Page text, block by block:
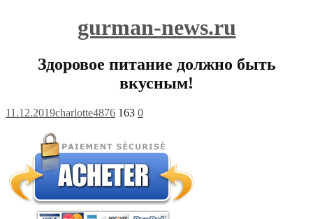
gurman-news.ru
Здоровое питание должно быть
вкусным!
11.12.2019charlotte4876 163 0